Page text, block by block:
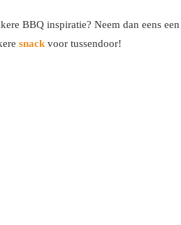
BBQ inspiratie? Neem dan eens
snack voor tussendoor!